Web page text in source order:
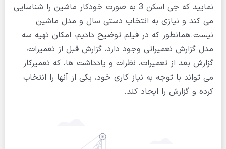
نمایید که جی اسکن 3 به صورت خودکار ماشین را شناسایی
می کند و نیازی به انتخاب دستی سال و مدل ماشین
نیست.همانطور که در فیلم توضیح دادیم، امکان تهیه سه
مدل گزارش تعمیراتی وجود دارد، گزارش قبل از تعمیرات،
گزارش بعد از تعمیرات، نظرات و یادداشت ها، که تعمیرکار
می تواند با توجه به نیاز کاری خود، یکی از آنها را انتخاب
کرده و گزارش را ایجاد کند.